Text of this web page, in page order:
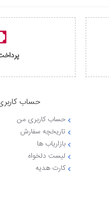
حساب
حساب کاربری من
تاریخچه سفارش
بازاریاب ها
لیست دلخواه
کارت هدیه